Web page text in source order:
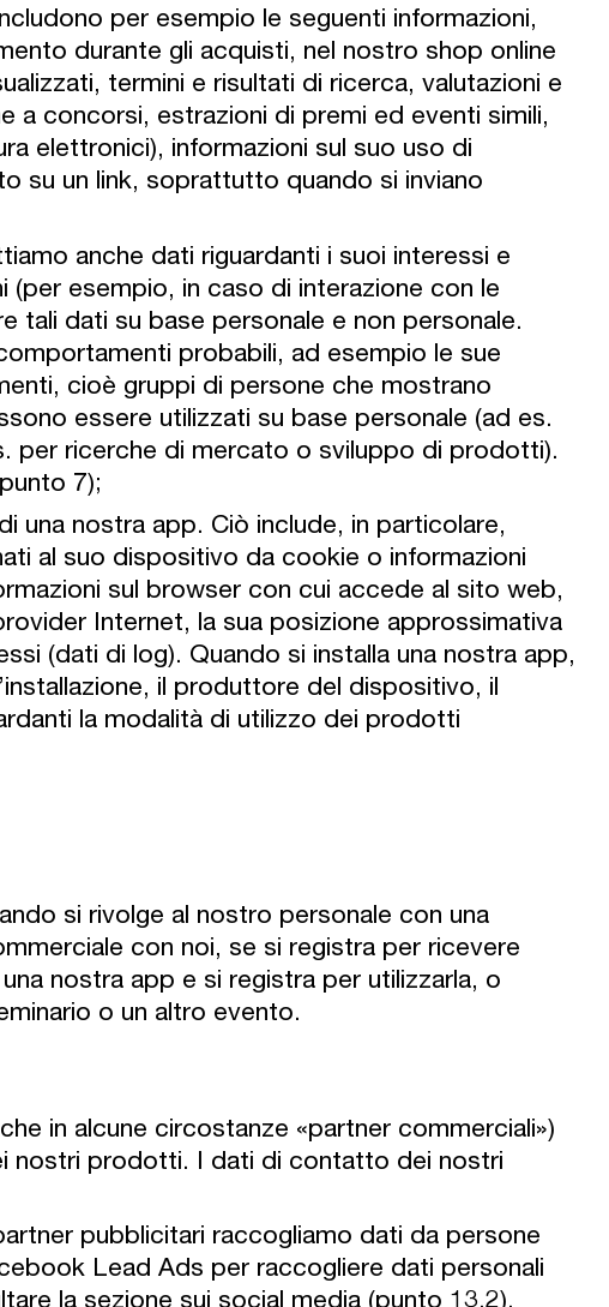
per esempio le seguenti informazioni,
durante gli acquisti, nel nostro shop online
termini e risultati di ricerca, valutazioni e
a concorsi, estrazioni di premi ed eventi simili,
elettronici), informazioni sul suo uso di
su un link, soprattutto quando si inviano
anche dati riguardanti i suoi interessi e
esempio, in caso di interazione con le
tali dati su base personale e non personale.
probabili, ad esempio le sue
cioè gruppi di persone che mostrano
essere utilizzati su base personale (ad es.
per ricerche di mercato o sviluppo di prodotti).
7);
una nostra app. Ciò include, in particolare,
al suo dispositivo da cookie o informazioni
sul browser con cui accede al sito web,
Internet, la sua posizione approssimativa
(dati di log). Quando si installa una nostra app,
il produttore del dispositivo, il
la modalità di utilizzo dei prodotti
si rivolge al nostro personale con una
con noi, se si registra per ricevere
nostra app e si registra per utilizzarla, o
o un altro evento.
in alcune circostanze «partner commerciali»)
nostri prodotti. I dati di contatto dei nostri
pubblicitari raccogliamo dati da persone
Lead Ads per raccogliere dati personali
la sezione sui social media (punto 13.2).